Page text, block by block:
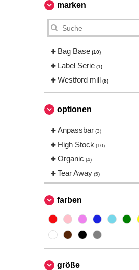
marken
Bag Base (10)
Label Serie (1)
Westford mill (8)
optionen
Anpassbar (3)
High Stock (10)
Organic (4)
Tear Away (5)
farben
größe